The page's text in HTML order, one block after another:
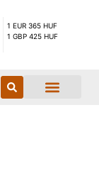
1 EUR 365 HUF
1 GBP 425 HUF